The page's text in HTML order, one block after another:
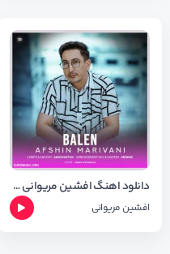
دانلود اهنگ افشین مریوانی بنام به لین + متن وشعر
افشین مریوانی